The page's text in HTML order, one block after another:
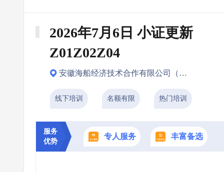
2026年7月6日 小证更新
Z01Z02Z04
安徽海船经济技术合作有限公司（合肥市）
线下培训 名额有限 热门培训
服务
优势
专人服务 丰富备选